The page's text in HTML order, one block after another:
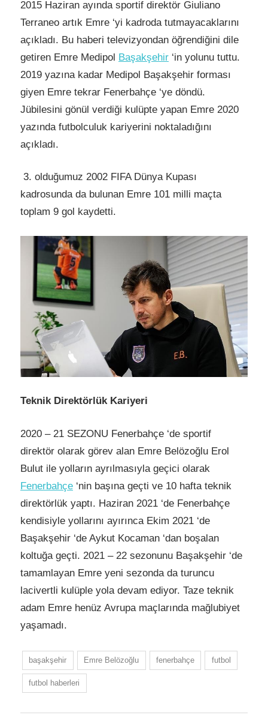
2015 Haziran ayında sportif direktör Giuliano
Terraneo artık Emre ‘yi kadroda tutmayacaklarını
açıkladı. Bu haberi televizyondan öğrendiğini dile
getiren Emre Medipol Başakşehir ‘in yolunu tuttu.
2019 yazına kadar Medipol Başakşehir forması
giyen Emre tekrar Fenerbahçe ‘ye döndü.
Jübilesini gönül verdiği kulüpte yapan Emre 2020
yazında futbolculuk kariyerini noktaladığını
açıkladı.
3. olduğumuz 2002 FIFA Dünya Kupası
kadrosunda da bulunan Emre 101 milli maçta
toplam 9 gol kaydetti.
Teknik Direktörlük Kariyeri
2020 – 21 SEZONU Fenerbahçe ‘de sportif
direktör olarak görev alan Emre Belözoğlu Erol
Bulut ile yolların ayrılmasıyla geçici olarak
Fenerbahçe ‘nin başına geçti ve 10 hafta teknik
direktörlük yaptı. Haziran 2021 ‘de Fenerbahçe
kendisiyle yollarını ayırınca Ekim 2021 ‘de
Başakşehir ‘de Aykut Kocaman ‘dan boşalan
koltuğa geçti. 2021 – 22 sezonunu Başakşehir ‘de
tamamlayan Emre yeni sezonda da turuncu
lacivertli kulüple yola devam ediyor. Taze teknik
adam Emre henüz Avrupa maçlarında mağlubiyet
yaşamadı.
başakşehir Emre Belözoğlu fenerbahçe futbol
futbol haberleri